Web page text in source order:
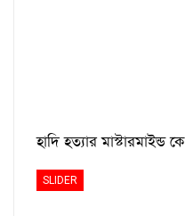
হাদি হত্যার মাস্টারমাইন্ড কে
SLIDER